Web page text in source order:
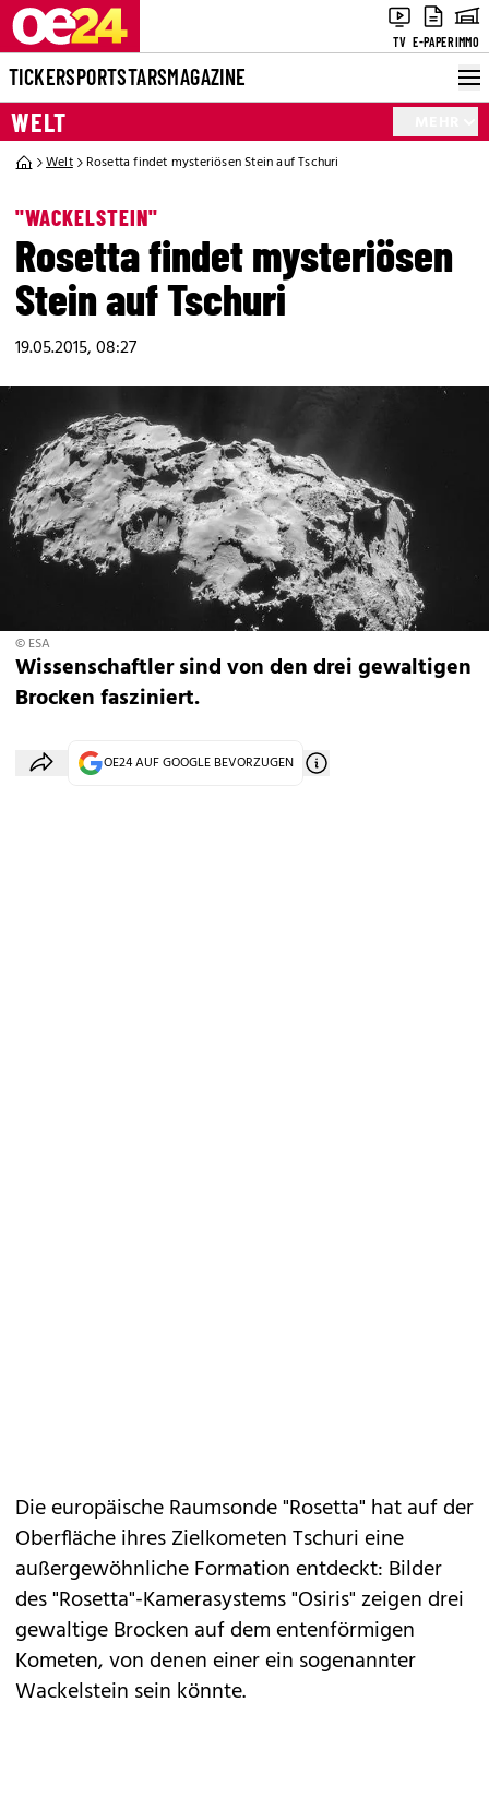
TV E-PAPERIMMO
TICKERSPORTSTARSMAGAZINE
WELT
Welt Rosetta findet mysteriösen Stein auf Tschuri
"WACKELSTEIN"
Rosetta findet mysteriösen
Stein auf Tschuri
19.05.2015, 08:27
© ESA
Wissenschaftler sind von den drei gewaltigen
Brocken fasziniert.
OE24 AUF GOOGLE BEVORZUGEN
Die europäische Raumsonde "Rosetta" hat auf der
Oberfläche ihres Zielkometen Tschuri eine
außergewöhnliche Formation entdeckt: Bilder
des "Rosetta"-Kamerasystems "Osiris" zeigen drei
gewaltige Brocken auf dem entenförmigen
Kometen, von denen einer ein sogenannter
Wackelstein sein könnte.